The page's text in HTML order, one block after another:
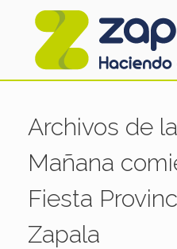
Archivos de
Mañana
Fiesta
Zapala